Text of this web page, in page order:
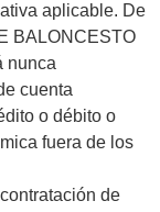
aplicable. De
BALONCESTO
nunca
cuenta
o débito o
fuera de los
de